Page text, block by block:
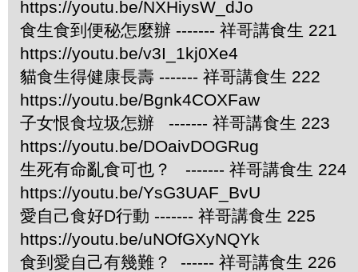
https://youtu.be/NXHiysW_dJo
食生食到便秘怎麼辦 ------- 祥哥講食生 221
https://youtu.be/v3I_1kj0Xe4
貓食生得健康長壽 ------- 祥哥講食生 222
https://youtu.be/Bgnk4COXFaw
子女恨食垃圾怎辦 ------- 祥哥講食生 223
https://youtu.be/DOaivDOGRug
生死有命亂食可也？ ------- 祥哥講食生 224
https://youtu.be/YsG3UAF_BvU
愛自己食好D行動 ------- 祥哥講食生 225
https://youtu.be/uNOfGXyNQYk
食到愛自己有幾難？ ------ 祥哥講食生 226